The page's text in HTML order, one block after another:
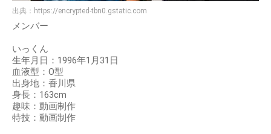
出典： https://encrypted-tbn0.gstatic.com
メンバー
いっくん
生年月日：1996年1月31日
血液型：O型
出身地：香川県
身長：163cm
趣味：動画制作
特技：動画制作